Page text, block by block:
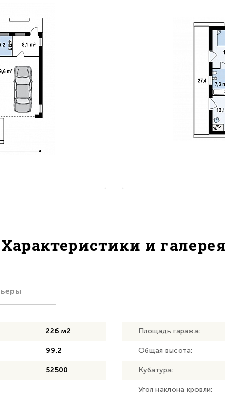
Характеристики и
226 м2
99.2
52500
Площадь гаража:
Общая высота:
Кубатура:
Угол наклона кровли: